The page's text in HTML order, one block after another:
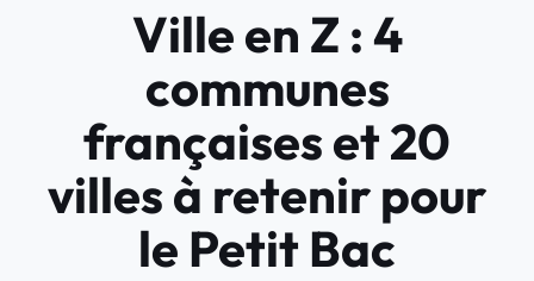
Ville en Z : 4
communes
françaises et 20
villes à retenir pour
le Petit Bac